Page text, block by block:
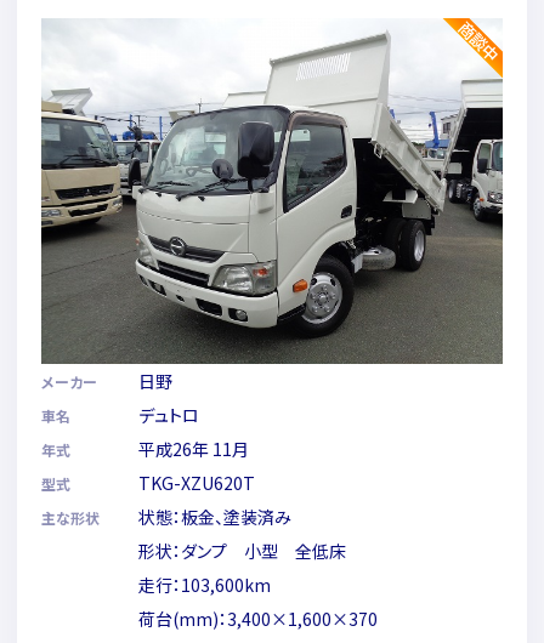
メーカー 日野
車名 デュトロ
年式 平成26年 11月
型式 TKG-XZU620T
主な形状
状態：板金、塗装済み
形状：ダンプ 小型 全低床
走行：103,600km
荷台(mm)：3,400×1,600×370